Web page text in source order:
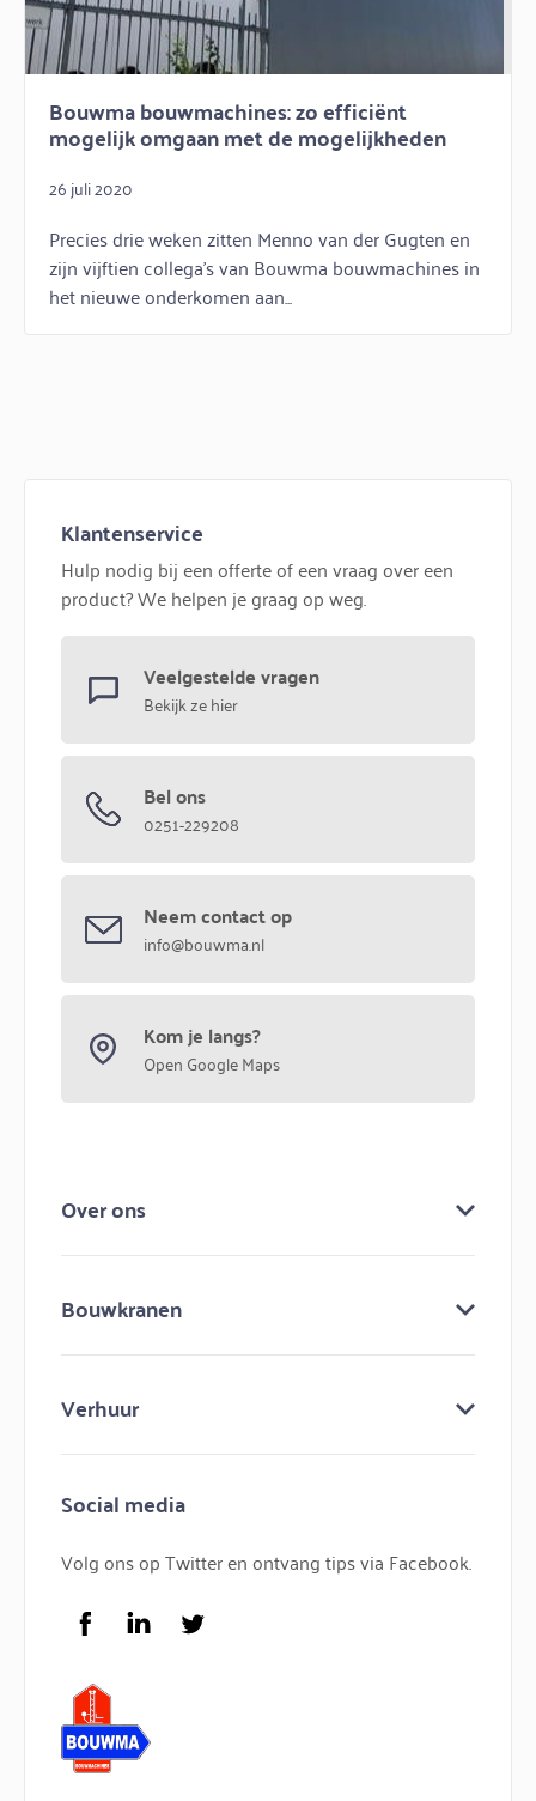
Bouwma bouwmachines: zo efficiënt
mogelijk omgaan met de mogelijkheden
26 juli 2020
Precies drie weken zitten Menno van der Gugten en
zijn vijftien collega’s van Bouwma bouwmachines in
het nieuwe onderkomen aan...
Klantenservice
Hulp nodig bij een offerte of een vraag over een
product? We helpen je graag op weg.
Veelgestelde vragen
Bekijk ze hier
Bel ons
0251-229208
Neem contact op
info@bouwma.nl
Kom je langs?
Open Google Maps
Over ons
Keuringen
Bouwkranen
Lijmkranen
Hijskranen
Verhuur
Bouwkraan huren
Bouwlift huren
FAQ
Social media
Volg ons op Twitter en ontvang tips via Facebook.
FacebookLinkedInTwitter